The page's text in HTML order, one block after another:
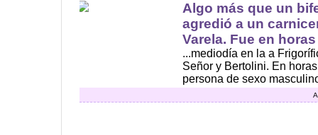
Algo más que un
agredió a un
Varela. Fue en
...mediodía en la a
Señor y Bertolini. En
persona de sexo